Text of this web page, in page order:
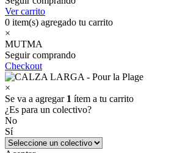
Ver carrito
0 item(s) agregado tu carrito
×
MUTMA
Seguir comprando
Checkout
×
Se va a agregar 1 ítem a tu carrito
¿Es para un colectivo?
No
Sí